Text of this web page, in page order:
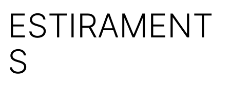
ESTIRAMENT
S